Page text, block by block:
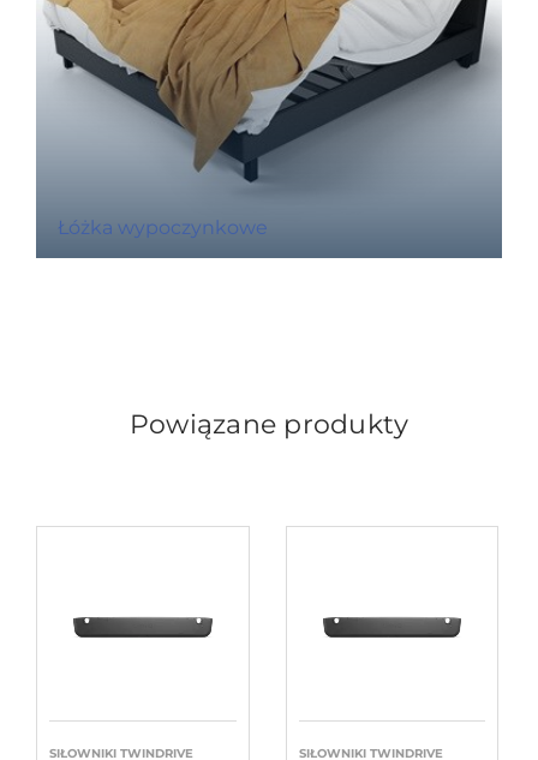
Łóżka wypoczynkowe
Powiązane produkty
SIŁOWNIKI TWINDRIVE SIŁOWNIKI TWINDRIVE